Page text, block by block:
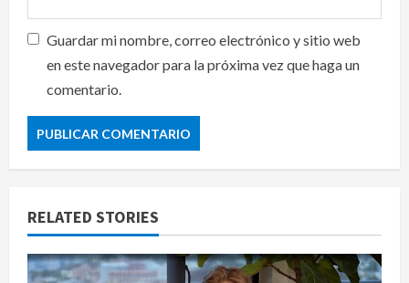
Guardar mi nombre, correo electrónico y sitio web
en este navegador para la próxima vez que haga un
comentario.
RELATED STORIES